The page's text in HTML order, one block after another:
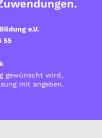
e.V.
55
gewünscht wird,
mit angeben.